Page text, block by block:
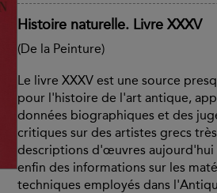
Histoire naturelle. Livre XXXV
(De la Peinture)
Le livre XXXV est une source
pour l'histoire de l'art antique,
données biographiques et des
critiques sur des artistes grecs
descriptions d'œuvres aujourd'hui
enfin des informations sur les
techniques employés dans